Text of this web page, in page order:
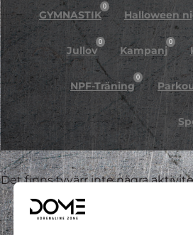
GYMNASTIK
0
Halloween
Jullov
0
Kampanj
0
NPF-Träning
0
Det finns tyvärr inte några